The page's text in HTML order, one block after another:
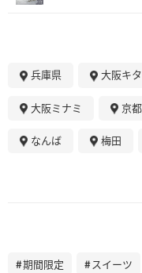
兵庫県 大阪キタ
大阪ミナミ 京
なんば 梅田
期間限定 スイーツ